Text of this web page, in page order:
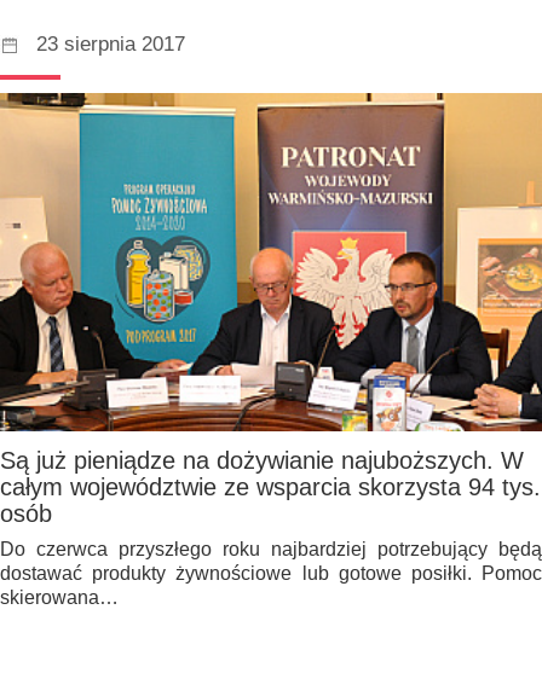
23 sierpnia 2017
Są już pieniądze na dożywianie najuboższych. W
całym województwie ze wsparcia skorzysta 94 tys.
osób
Do czerwca przyszłego roku najbardziej potrzebujący będą
dostawać produkty żywnościowe lub gotowe posiłki. Pomoc
skierowana…